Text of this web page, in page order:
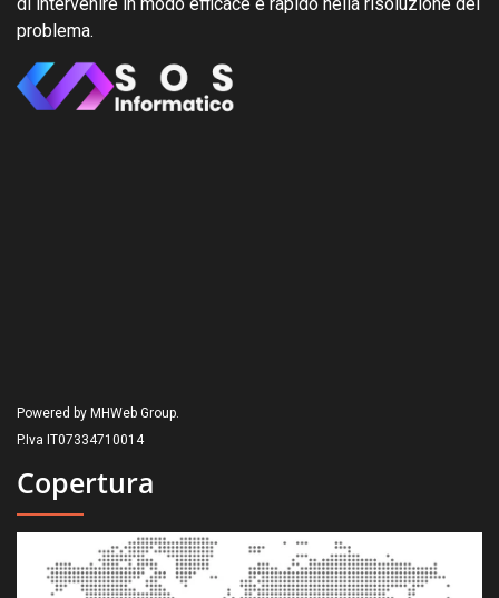
problema.
Powered by MHWeb Group.
P.Iva IT07334710014
Copertura